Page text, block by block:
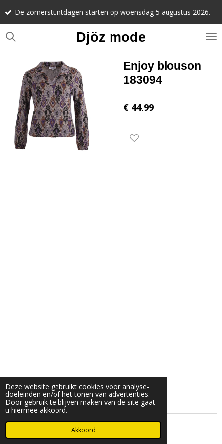
Deze website gebruikt cookies voor analyse-
doeleinden en/of het tonen van advertenties.
Door gebruik te blijven maken van de site gaat
u hiermee akkoord.
Akkoord
Ga
naar
de
Djöz mode
starten op woensdag 5 augustus 2026.
Enjoy blouson
183094
€ 44,99
© 2025- 2026 Djöz mode